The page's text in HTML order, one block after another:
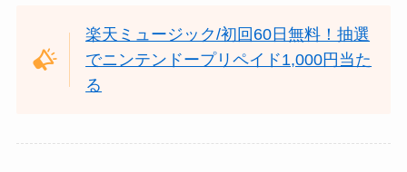
楽天ミュージック/初回60日無料！抽選
でニンテンドープリペイド1,000円当た
る